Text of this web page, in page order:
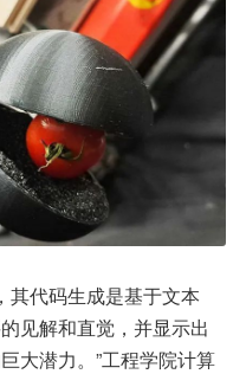
其代码生成是基于文本
见解和直觉，并显示出
大潜力。”工程学院计算